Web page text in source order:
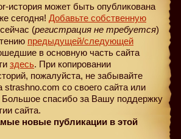
история может быть опубликована
сегодня! Добавьте собственную
(регистрация не требуется)
предыдущей/следующей
в основную часть сайта
здесь. При копировании
пожалуйста, не забывайте
strashno.com со своего сайта или
Большое спасибо за Вашу поддержку
сайта.
новые публикации в этой